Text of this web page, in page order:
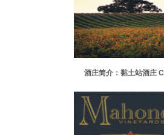
酒庄简介：黏土站酒庄